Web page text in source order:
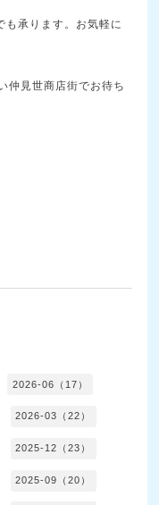
も承ります。お気軽に
仲見世商店街でお待ち
2026-06（17）
2026-03（22）
2025-12（23）
2025-09（20）